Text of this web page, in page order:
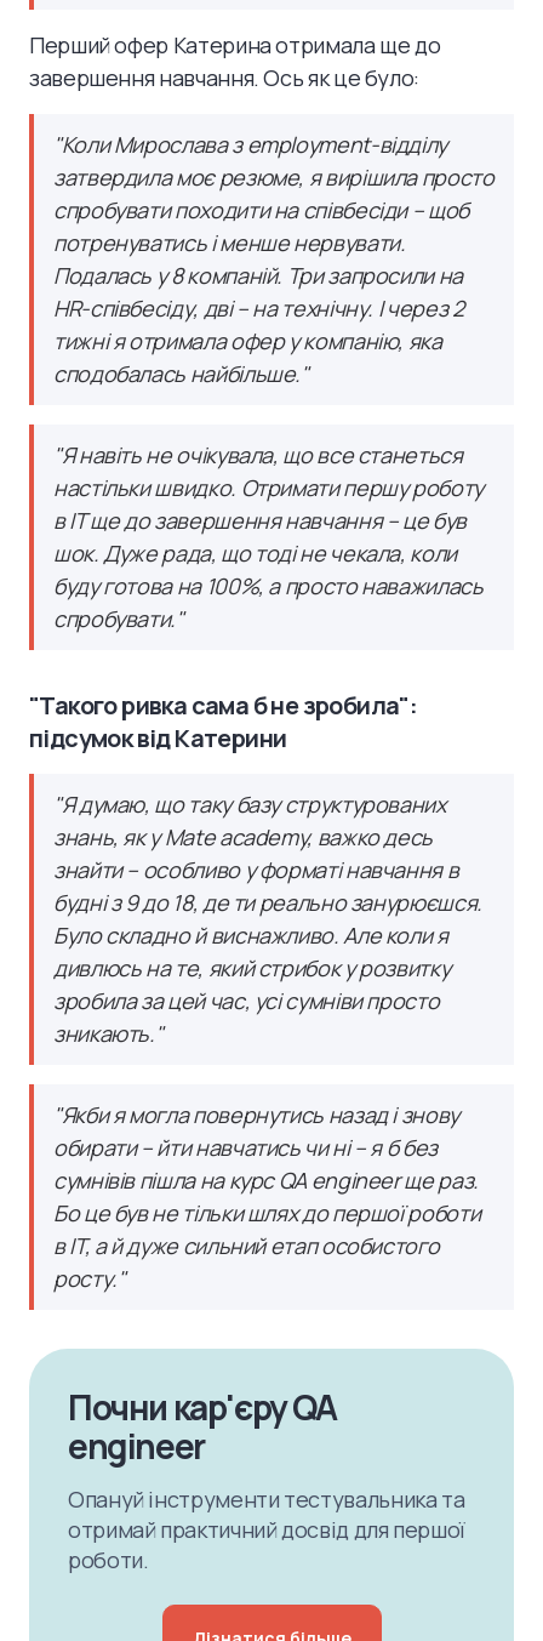
Перший офер Катерина отримала ще до
завершення навчання. Ось як це було:
"Коли Мирослава з employment-відділу
затвердила моє резюме, я вирішила просто
спробувати походити на співбесіди – щоб
потренуватись і менше нервувати.
Подалась у 8 компаній. Три запросили на
HR-співбесіду, дві – на технічну. І через 2
тижні я отримала офер у компанію, яка
сподобалась найбільше."
"Я навіть не очікувала, що все станеться
настільки швидко. Отримати першу роботу
в IT ще до завершення навчання – це був
шок. Дуже рада, що тоді не чекала, коли
буду готова на 100%, а просто наважилась
спробувати."
"Такого ривка сама б не зробила":
підсумок від Катерини
"Я думаю, що таку базу структурованих
знань, як у Mate academy, важко десь
знайти – особливо у форматі навчання в
будні з 9 до 18, де ти реально занурюєшся.
Було складно й виснажливо. Але коли я
дивлюсь на те, який стрибок у розвитку
зробила за цей час, усі сумніви просто
зникають."
"Якби я могла повернутись назад і знову
обирати – йти навчатись чи ні – я б без
сумнівів пішла на курс QA engineer ще раз.
Бо це був не тільки шлях до першої роботи
в IT, а й дуже сильний етап особистого
росту."
Почни кар'єру QA
engineer
Опануй інструменти тестувальника та
отримай практичний досвід для першої
роботи.